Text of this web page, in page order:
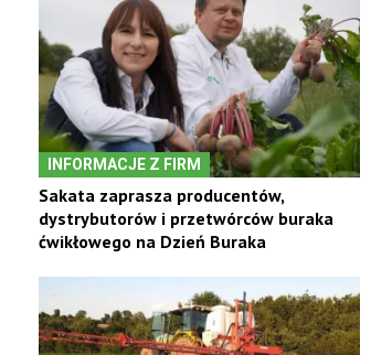
INFORMACJE Z FIRM
Sakata zaprasza producentów,
dystrybutorów i przetwórców buraka
ćwikłowego na Dzień Buraka